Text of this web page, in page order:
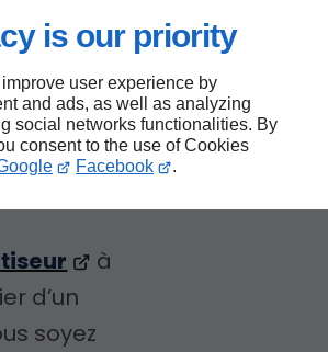
is our priority
user experience by
and ads, as well as analyzing
social networks functionalities. By
consent to the use of Cookies
Facebook .
de
à
d’un
soyez